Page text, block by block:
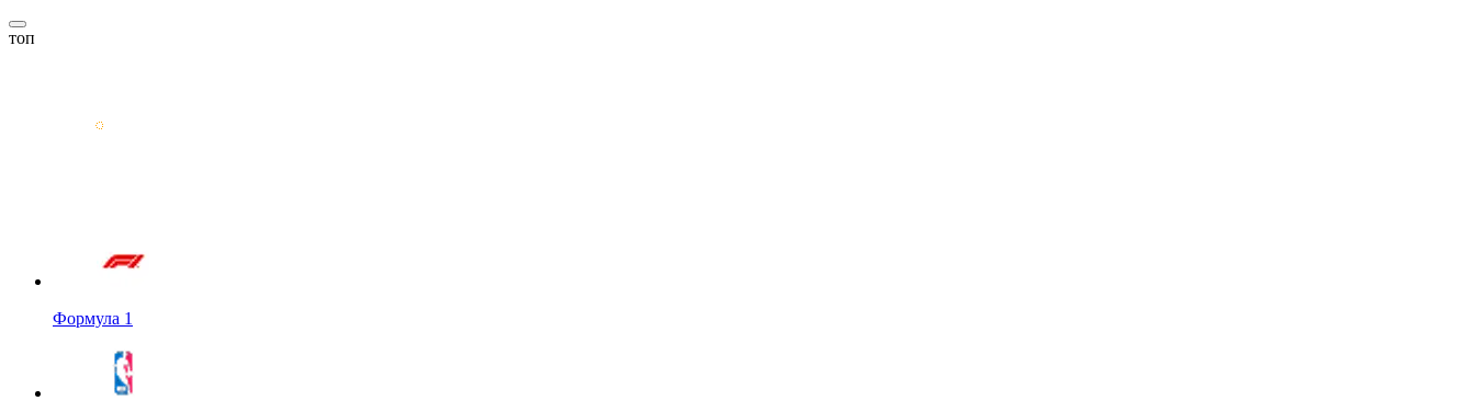
топ
Формула 1